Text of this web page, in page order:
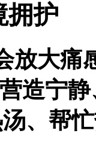
拥护
放大痛
造宁
汤、帮